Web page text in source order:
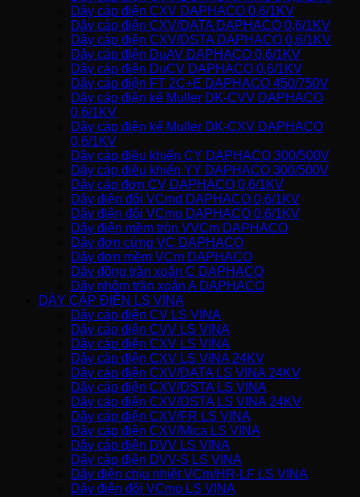
Dây cáp điện CXV DAPHACO 0,6/1KV
Dây cáp điện CXV/DATA DAPHACO 0,6/1KV
Dây cáp điện CXV/DSTA DAPHACO 0,6/1KV
Dây cáp điện DuAV DAPHACO 0,6/1KV
Dây cáp điện DuCV DAPHACO 0,6/1KV
Dây cáp điện FT 2C+E DAPHACO 450/750V
Dây cáp điện kế Muller DK-CVV DAPHACO
0,6/1KV
Dây cáp điện kế Muller DK-CXV DAPHACO
0,6/1KV
Dây cáp điều khiển CY DAPHACO 300/500V
Dây cáp điều khiển YY DAPHACO 300/500V
Dây cáp đơn CV DAPHACO 0,6/1KV
Dây điện đôi VCmd DAPHACO 0,6/1KV
Dây điện đôi VCmo DAPHACO 0,6/1KV
Dây điện mềm tròn VVCm DAPHACO
Dây đơn cứng VC DAPHACO
Dây đơn mềm VCm DAPHACO
Dây đồng trần xoắn C DAPHACO
Dây nhôm trần xoắn A DAPHACO
DÂY CÁP ĐIỆN LS VINA
Dây cáp điện CV LS VINA
Dây cáp điện CVV LS VINA
Dây cáp điện CXV LS VINA
Dây cáp điện CXV LS VINA 24KV
Dây cáp điện CXV/DATA LS VINA 24KV
Dây cáp điện CXV/DSTA LS VINA
Dây cáp điện CXV/DSTA LS VINA 24KV
Dây cáp điện CXV/FR LS VINA
Dây cáp điện CXV/Mica LS VINA
Dây cáp điện DVV LS VINA
Dây cáp điện DVV-S LS VINA
Dây điện chịu nhiệt VCm/HR-LF LS VINA
Dây điện đôi VCmo LS VINA